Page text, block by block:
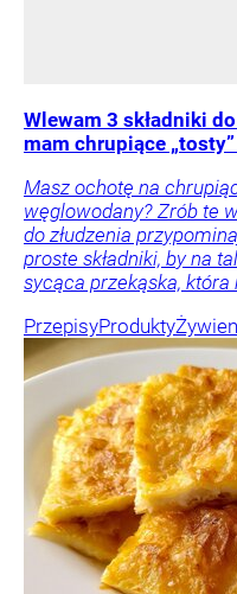
Wlewam 3 składniki
mam chrupiące
Masz ochotę na
węglowodany? Zrób te
do złudzenia
proste składniki, by na
sycąca przekąska, która
PrzepisyProdukty